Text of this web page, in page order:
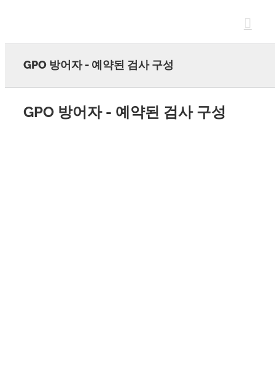
GPO 방어자 - 예약된 검사 구성
GPO 방어자 - 예약된 검사 구성